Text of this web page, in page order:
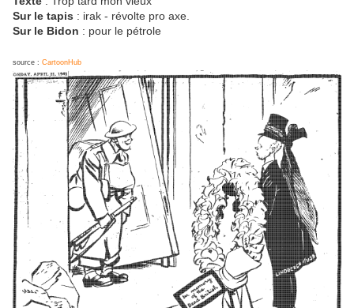
Sur le tapis : irak - révolte pro axe.
Sur le Bidon : pour le pétrole
source : CartoonHub